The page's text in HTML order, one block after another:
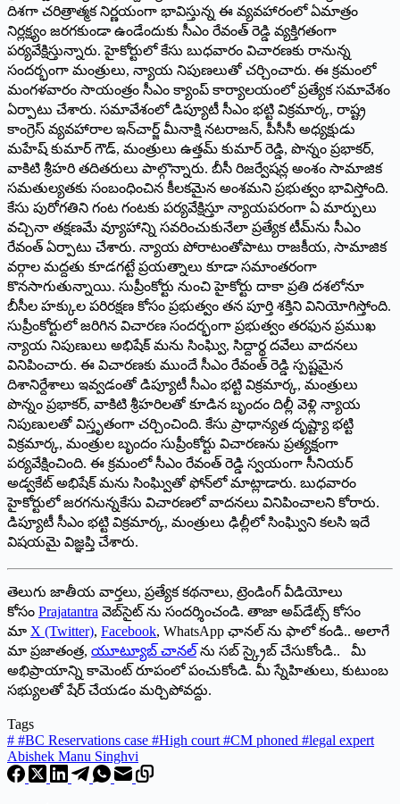
దిశగా చరిత్రాత్మక నిర్ణయంగా భావిస్తున్న ఈ వ్యవహారంలో ఏమాత్రం
నిర్లక్ష్యం జరగకుండా ఉండేందుకు సీఎం రేవంత్‌ ‌రెడ్డి వ్యక్తిగతంగా
పర్యవేక్షిస్తున్నారు. హైకోర్టులో కేసు బుధవారం విచారణకు రానున్న
సందర్భంగా మంత్రులు, న్యాయ నిపుణలుతో చర్చించారు. ఈ క్రమంలో
మంగళవారం సాయంత్రం సీఎం క్యాంప్‌ ‌కార్యాలయంలో ప్రత్యేక సమావేశం
ఏర్పాటు చేశారు. సమావేశంలో డిప్యూటీ సీఎం భట్టి విక్రమార్క, రాష్ట్ర
కాంగ్రెస్‌ ‌వ్యవహారాల ఇన్‌చార్జ్ ‌మీనాక్షి నటరాజన్‌, ‌పీసీసీ అధ్యక్షుడు
మహేష్‌ ‌కుమార్‌ ‌గౌడ్‌, ‌మంత్రులు ఉత్తమ్‌ ‌కుమార్‌ ‌రెడ్డి, పొన్నం ప్రభాకర్‌,
‌వాకిటి శ్రీహరి తదితరులు పాల్గొన్నారు. బీసీ రిజర్వేషన్ల అంశం సామాజిక
సమతుల్యతకు సంబంధించిన కీలకమైన అంశమని ప్రభుత్వం భావిస్తోంది.
కేసు పురోగతిని గంట గంటకు పర్యవేక్షిస్తూ న్యాయపరంగా ఏ మార్పులు
వచ్చినా తక్షణమే వ్యూహాన్ని సవరించుకునేలా ప్రత్యేక టీమ్‌ను సీఎం
రేవంత్‌ ఏర్పాటు చేశారు. న్యాయ పోరాటంతోపాటు రాజకీయ, సామాజిక
వర్గాల మద్దతు కూడగట్టే ప్రయత్నాలు కూడా సమాంతరంగా
కొనసాగుతున్నాయి. సుప్రీంకోర్టు నుంచి హైకోర్టు దాకా ప్రతి దశలోనూ
బీసీల హక్కుల పరిరక్షణ కోసం ప్రభుత్వం తన పూర్తి శక్తిని వినియోగిస్తోంది.
సుప్రీంకోర్టులో జరిగిన విచారణ సందర్భంగా ప్రభుత్వం తరఫున ప్రముఖ
న్యాయ నిపుణులు అభిషేక్ మ‌ను సింఘ్వి, సిద్దార్థ దవేలు వాదనలు
వినిపించారు. ఈ విచారణకు ముందే సీఎం రేవంత్‌ ‌రెడ్డి స్పష్టమైన
దిశానిర్దేశాలు ఇవ్వడంతో డిప్యూటీ సీఎం భట్టి విక్రమార్క, మంత్రులు
పొన్నం ప్రభాకర్‌, ‌వాకిటి శ్రీహరిలతో కూడిన బృందం దిల్లీ వెళ్లి న్యాయ
నిపుణులతో విస్తృతంగా చర్చించింది. కేసు ప్రాధాన్యత దృష్ట్యా భట్టి
విక్రమార్క, మంత్రుల బృందం సుప్రీంకోర్టు విచారణను ప్రత్యక్షంగా
పర్యవేక్షించింది. ఈ క్రమంలో సీఎం రేవంత్‌ ‌రెడ్డి స్వయంగా సీనియర్‌
అడ్వకేట్‌ అభిషేక్‌ ‌మ‌ను సింఘ్వితో ఫోన్‌లో మాట్లాడారు. బుధవారం
హైకోర్టులో జరగనున్నకేసు విచారణలో వాదనలు వినిపించాలని కోరారు.
డిప్యూటీ సీఎం భట్టి విక్రమార్క, మంత్రులు ఢిల్లీలో సింఘ్విని కలసి ఇదే
విషయమై విజ్ఞప్తి చేశారు.
తెలుగు జాతీయ వార్తలు, ప్రత్యేక కథనాలు, ట్రెండింగ్ వీడియోలు
కోసం Prajatantra వెబ్‌సైట్ ను సందర్శించండి. తాజా అప్‌డేట్స్ కోసం
మా X (Twitter), Facebook, WhatsApp ఛానల్ ను ఫాలో కండి.. అలాగే
మా ప్రజాతంత్ర, యూట్యూబ్ చానల్ ను సబ్ స్క్రైబ్ చేసుకోండి.. మీ
అభిప్రాయాన్ని కామెంట్ రూపంలో పంచుకోండి. మీ స్నేహితులు, కుటుంబ
సభ్యులతో షేర్ చేయడం మర్చిపోవద్దు.
Tags
# #BC Reservations case #High court #CM phoned #legal expert
Abishek Manu Singhvi